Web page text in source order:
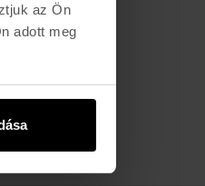
az Ön
adott meg
SOLID